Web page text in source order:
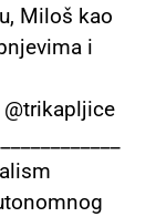
Miloš kao
i
@trikapljice